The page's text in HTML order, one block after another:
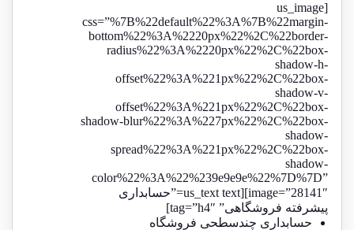
[us_image
css=”%7B%22default%22%3A%7B%22margin-
bottom%22%3A%2220px%22%2C%22border-
radius%22%3A%2220px%22%2C%22box-
shadow-h-
offset%22%3A%221px%22%2C%22box-
shadow-v-
offset%22%3A%221px%22%2C%22box-
shadow-blur%22%3A%227px%22%2C%22box-
shadow-
spread%22%3A%221px%22%2C%22box-
shadow-
color%22%3A%22%239e9e9e%22%7D%7D”
image=”28141″][us_text text=”حسابداری
پیشرفته فروشگاهی” tag=”h4″]
حسابداری چندسطحی فروشگاه